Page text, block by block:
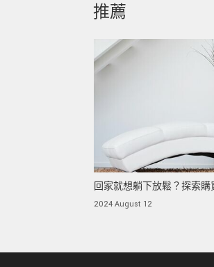
推薦
回家就想躺下放鬆？探索購
2024 August 12